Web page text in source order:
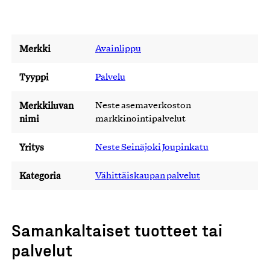
Merkki Avainlippu
Tyyppi Palvelu
Merkkiluvan
nimi
Neste asemaverkoston
markkinointipalvelut
Yritys Neste Seinäjoki Joupinkatu
Kategoria Vähittäiskaupan palvelut
Samankaltaiset tuotteet tai
palvelut